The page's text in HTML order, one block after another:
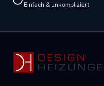
Einfach & unkompliziert